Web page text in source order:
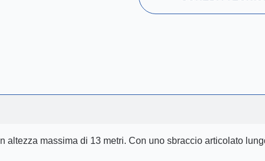
massima di 13 metri. Con uno sbraccio articolato